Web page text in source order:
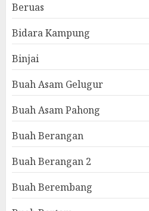
Beruas
Bidara Kampung
Binjai
Buah Asam Gelugur
Buah Asam Pahong
Buah Berangan
Buah Berangan 2
Buah Berembang